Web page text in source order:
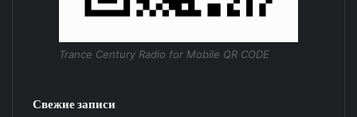
Trance Century Radio for Mobile QR CODE
Свежие записи